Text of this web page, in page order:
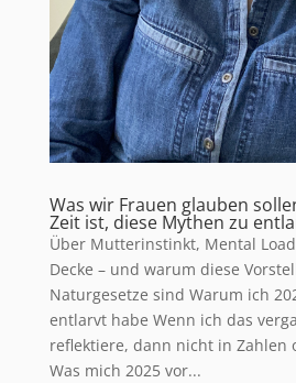
Was wir Frauen glauben
Zeit ist, diese Mythen zu
Über Mutterinstinkt, Mental
Decke – und warum diese
Naturgesetze sind Warum ich
entlarvt habe Wenn ich das
reflektiere, dann nicht in Zahlen
Was mich 2025 vor...